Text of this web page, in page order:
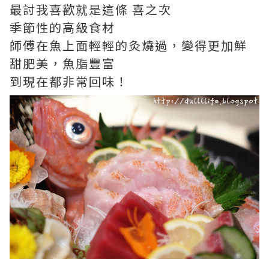
最討我喜歡就是這條 喜之次
季節性的高級食材
師傅在魚上面輕輕的灸燒過，變得更加鮮
甜肥美，魚脂豐富
到現在都非常回味！